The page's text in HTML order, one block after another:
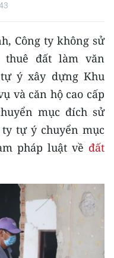
Công ty không sử
thuê đất làm văn
ý xây dựng Khu
và căn hộ cao cấp
mục đích sử
ty tự ý chuyển mục
pháp luật về đất